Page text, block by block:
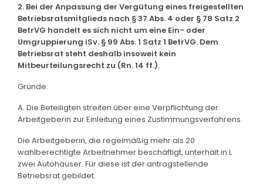
2. Bei der Anpassung der Vergütung eines freigestellten
Betriebsratsmitglieds nach § 37 Abs. 4 oder § 78 Satz 2
BetrVG handelt es sich nicht um eine Ein- oder
Umgruppierung iSv. § 99 Abs. 1 Satz 1 BetrVG. Dem
Betriebsrat steht deshalb insoweit kein
Mitbeurteilungsrecht zu (Rn. 14 ff.).
Gründe:
A. Die Beteiligten streiten über eine Verpflichtung der
Arbeitgeberin zur Einleitung eines Zustimmungsverfahrens.
Die Arbeitgeberin, die regelmäßig mehr als 20
wahlberechtigte Arbeitnehmer beschäftigt, unterhält in L
zwei Autohäuser. Für diese ist der antragstellende
Betriebsrat gebildet.